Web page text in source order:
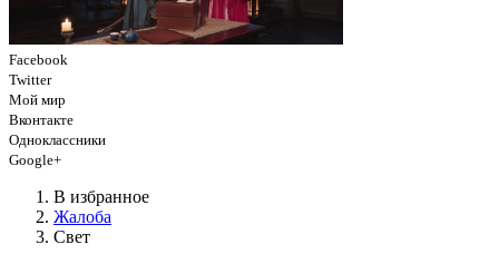
Facebook
Twitter
Мой мир
Вконтакте
Одноклассники
Google+
В избранное
Жалоба
Свет